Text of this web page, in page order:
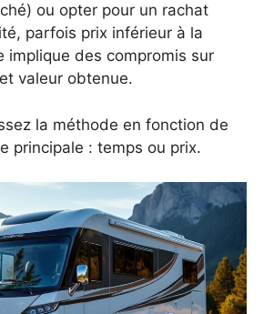
ou opter pour un rachat
parfois prix inférieur à la
implique des compromis sur
valeur obtenue.
la méthode en fonction de
principale : temps ou prix.